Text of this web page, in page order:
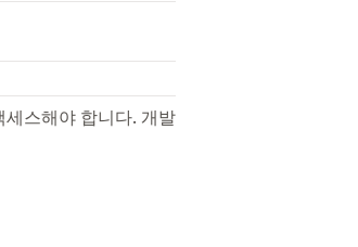
스해야 합니다. 개발